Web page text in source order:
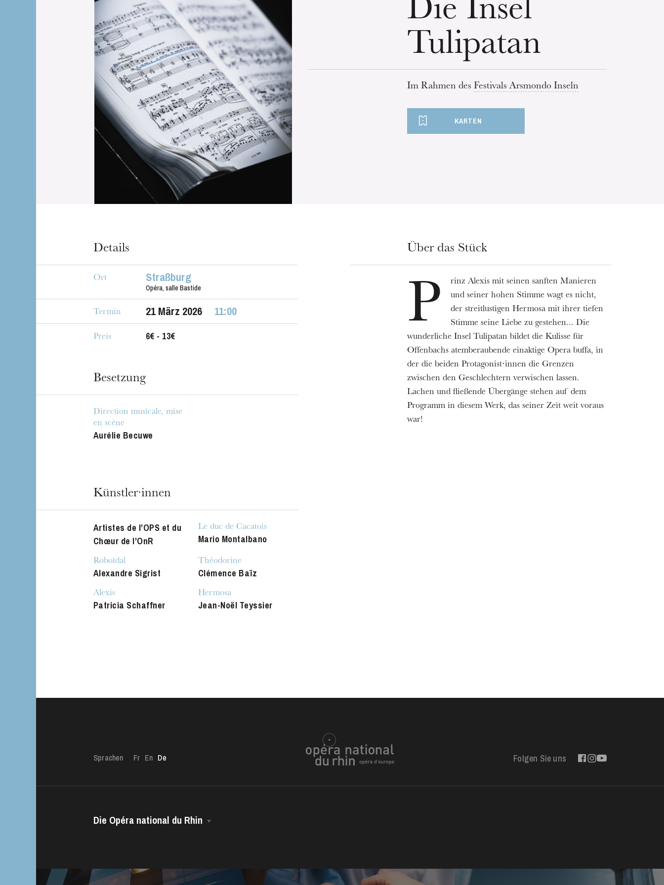
Führungen durch die Oper
Die Insel
Tulipatan
Im Rahmen desFestivals Arsmondo Inseln
KARTEN
Details
Ort Straßburg
Opéra, salle Bastide
Termin 21März 2026 11:00
Preis 6€ - 13€
Besetzung
Direction musicale, mise
en scène
Aurélie Becuwe
Künstler·innen
Artistes de l’OPS et du
Chœur de l’OnR
Le duc de Cacatois
Mario Montalbano
Roboïdal
Alexandre Sigrist
Théodorine
Clémence Baïz
Alexis
Patricia Schaffner
Hermosa
Jean-Noël Teyssier
Über das Stück
P
rinz Alexis mit seinen sanften Manieren
und seiner hohen Stimme wagt es nicht,
der streitlustigen Hermosa mit ihrer tiefen
Stimme seine Liebe zu gestehen... Die
wunderliche Insel Tulipatan bildet die Kulisse für
Offenbachs atemberaubende einaktige Opera buffa, in
der die beiden Protagonist⋅innen die Grenzen
zwischen den Geschlechtern verwischen lassen.
Lachen und fließende Übergänge stehen auf dem
Programm in diesem Werk, das seiner Zeit weit voraus
war!
Sprachen Fr En De Folgen Sie uns
Die Opéra national du Rhin
Intendanz